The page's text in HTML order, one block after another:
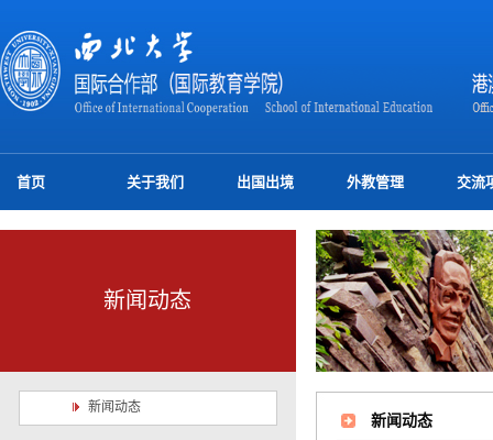
首页 关于我们 出国出境 外教管理 交流
新闻动态
新闻动态
新闻动态